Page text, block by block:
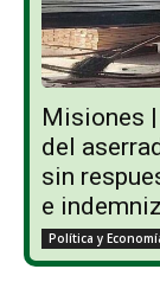
Misiones
del
sin
e
Política y